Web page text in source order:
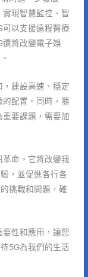
現智慧監控、智
以支援遠程醫療
將改變電子娛
建設高速、穩定
配置。同時，隨
要課題，需要加
命。它將改變我
，並促進各行各
挑戰和問題，確
性和應用，讓您
5G為我們的生活